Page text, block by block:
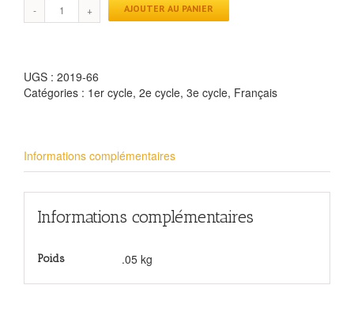
AJOUTER AU PANIER
UGS : 2019-66
Catégories : 1er cycle, 2e cycle, 3e cycle, Français
Informations complémentaires
Informations complémentaires
Poids .05 kg